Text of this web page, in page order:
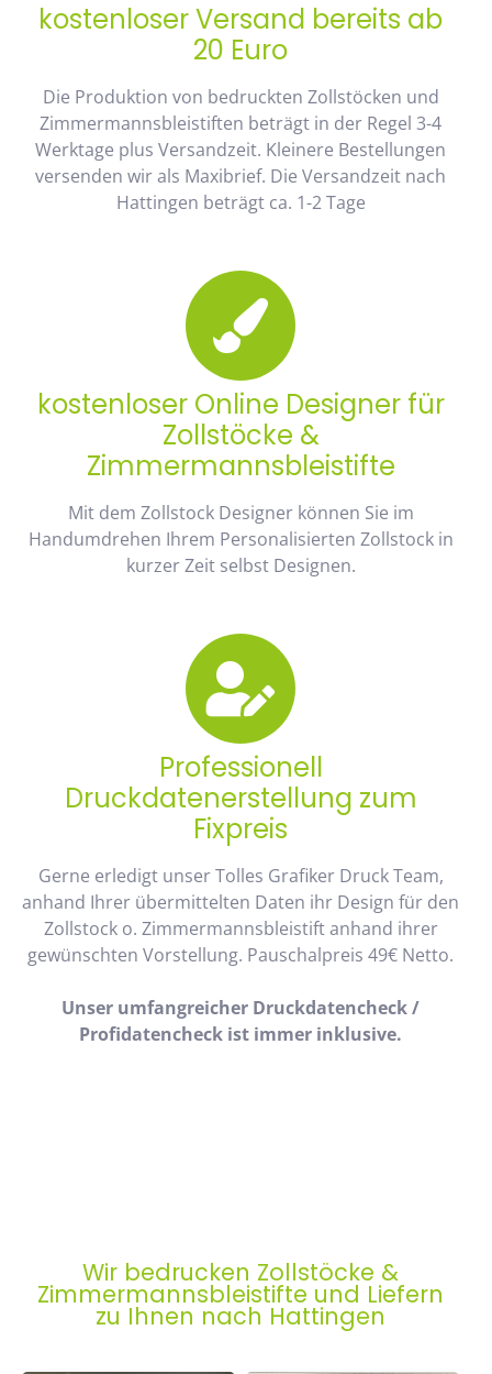
kostenloser Versand bereits ab
20 Euro
Die Produktion von bedruckten Zollstöcken und
Zimmermannsbleistiften beträgt in der Regel 3-4
Werktage plus Versandzeit. Kleinere Bestellungen
versenden wir als Maxibrief. Die Versandzeit nach
Hattingen beträgt ca. 1-2 Tage
kostenloser Online Designer für
Zollstöcke &
Zimmermannsbleistifte
Mit dem Zollstock Designer können Sie im
Handumdrehen Ihrem Personalisierten Zollstock in
kurzer Zeit selbst Designen.
Professionell
Druckdatenerstellung zum
Fixpreis
Gerne erledigt unser Tolles Grafiker Druck Team,
anhand Ihrer übermittelten Daten ihr Design für den
Zollstock o. Zimmermannsbleistift anhand ihrer
gewünschten Vorstellung. Pauschalpreis 49€ Netto.
Unser umfangreicher Druckdatencheck /
Profidatencheck ist immer inklusive.
Wir bedrucken Zollstöcke &
Zimmermannsbleistifte und Liefern
zu Ihnen nach Hattingen